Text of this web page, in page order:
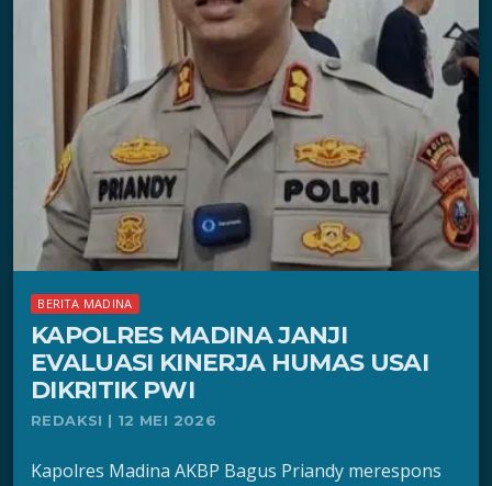
BERITA MADINA
KAPOLRES MADINA JANJI
EVALUASI KINERJA HUMAS USAI
DIKRITIK PWI
REDAKSI | 12 MEI 2026
Kapolres Madina AKBP Bagus Priandy merespons